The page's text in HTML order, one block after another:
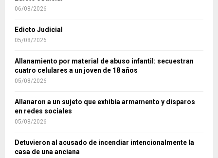
06/08/2026
Edicto Judicial
05/08/2026
Allanamiento por material de abuso infantil: secuestran
cuatro celulares a un joven de 18 años
05/08/2026
Allanaron a un sujeto que exhibía armamento y disparos
en redes sociales
05/08/2026
Detuvieron al acusado de incendiar intencionalmente la
casa de una anciana